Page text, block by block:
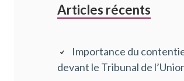
Articles récents
Importance du
devant le Tribunal de